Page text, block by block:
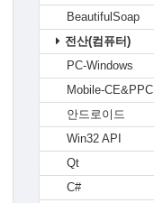
BeautifulSoap
전산(컴퓨터)
PC-Windows
Mobile-CE&PPC
안드로이드
Win32 API
Qt
C#